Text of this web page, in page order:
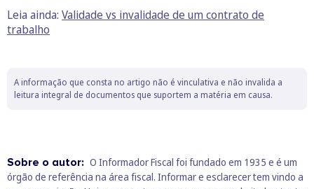
Leia ainda: Validade vs invalidade de um contrato de
trabalho
A informação que consta no artigo não é vinculativa e não invalida a
leitura integral de documentos que suportem a matéria em causa.
Sobre o autor: O Informador Fiscal foi fundado em 1935 e é um
órgão de referência na área fiscal. Informar e esclarecer tem vindo a